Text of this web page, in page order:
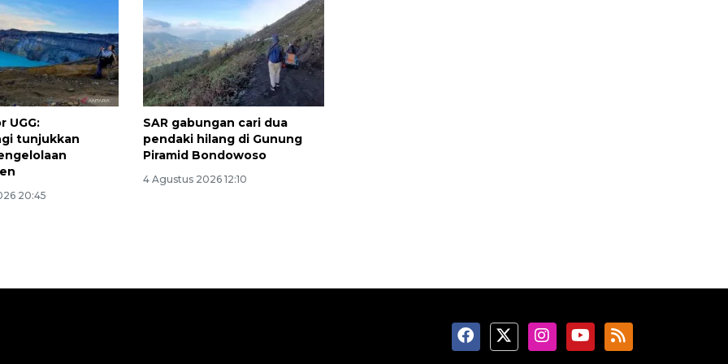
UGG:
tunjukkan
20:45
SAR gabungan cari dua
pendaki hilang di Gunung
Piramid Bondowoso
4 Agustus 2026 12:10